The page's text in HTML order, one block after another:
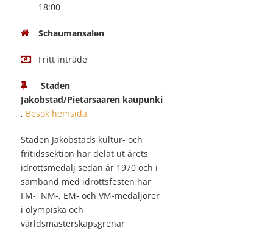
18:00
Schaumansalen
Fritt inträde
Staden
Jakobstad/Pietarsaaren kaupunki
, Besök hemsida
Staden Jakobstads kultur- och
fritidssektion har delat ut årets
idrottsmedalj sedan år 1970 och i
samband med idrottsfesten har
FM-, NM-, EM- och VM-medaljörer
i olympiska och
världsmästerskapsgrenar